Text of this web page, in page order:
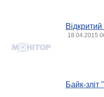
18.04.2015
Байк-зліт